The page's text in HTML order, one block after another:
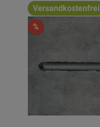
Versandkostenfrei
%